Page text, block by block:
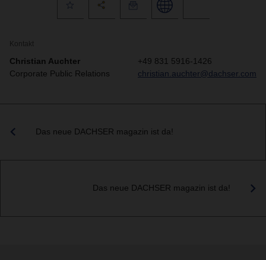
Kontakt
Christian Auchter
Corporate Public Relations
+49 831 5916-1426
christian.auchter@dachser.com
Das neue DACHSER magazin ist da!
Das neue DACHSER magazin ist da!